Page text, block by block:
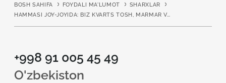
BOSH SAHIFA FOYDALI MA'LUMOT
SHARXLAR
HAMMASI JOY-JOYIDA: BIZ KVARTS TOSH, MARMAR VA GRANITNING SIFATLARINI TAQQOSLAYMIZ
+998 91 005 45 49
O'zbekiston